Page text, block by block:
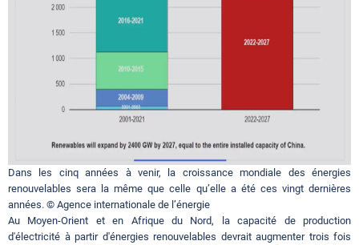
Dans les cinq années à venir, la croissance mondiale des énergies
renouvelables sera la même que celle qu’elle a été ces vingt dernières
années. © Agence internationale de l’énergie
Au Moyen-Orient et en Afrique du Nord, la capacité de production
d'électricité à partir d'énergies renouvelables devrait augmenter trois fois